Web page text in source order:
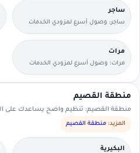
ساجر
ساجر: وصول أسرع لمزودي الخدمات
القريبين منك.
مرات
مرات: وصول أسرع لمزودي الخدمات
القريبين منك.
منطقة القصيم
منطقة القصيم: تنظيم واضح يساعدك على
المزيد: منطقة القصيم
البكيرية